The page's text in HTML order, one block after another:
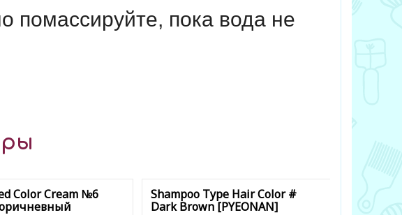
помассируйте, пока вода не
Color Cream №6
Shampoo Type Hair Color #
Dark Brown [PYEONAN]